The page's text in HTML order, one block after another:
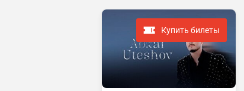
Купить билеты